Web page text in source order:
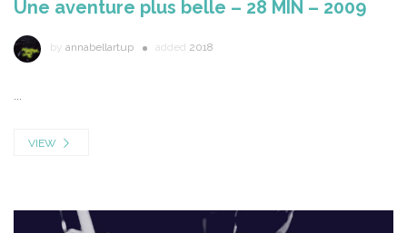
Une aventure plus belle – 28 MIN – 2009
by annabellartup added 2018
...
VIEW